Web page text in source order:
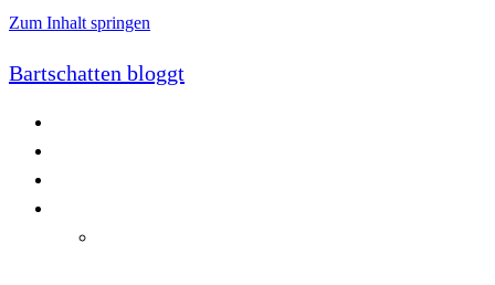
Zum Inhalt springen
Bartschatten bloggt